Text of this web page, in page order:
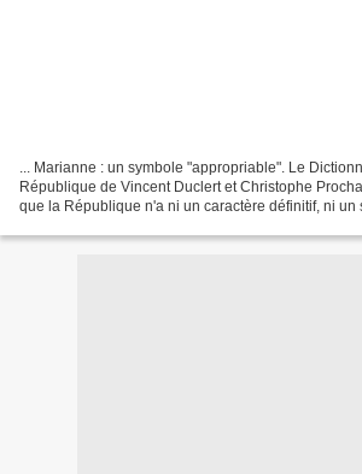
... Marianne : un symbole "appropriable". Le
République de Vincent Duclert et Christophe
que la République n'a ni un caractère définitif, ni un